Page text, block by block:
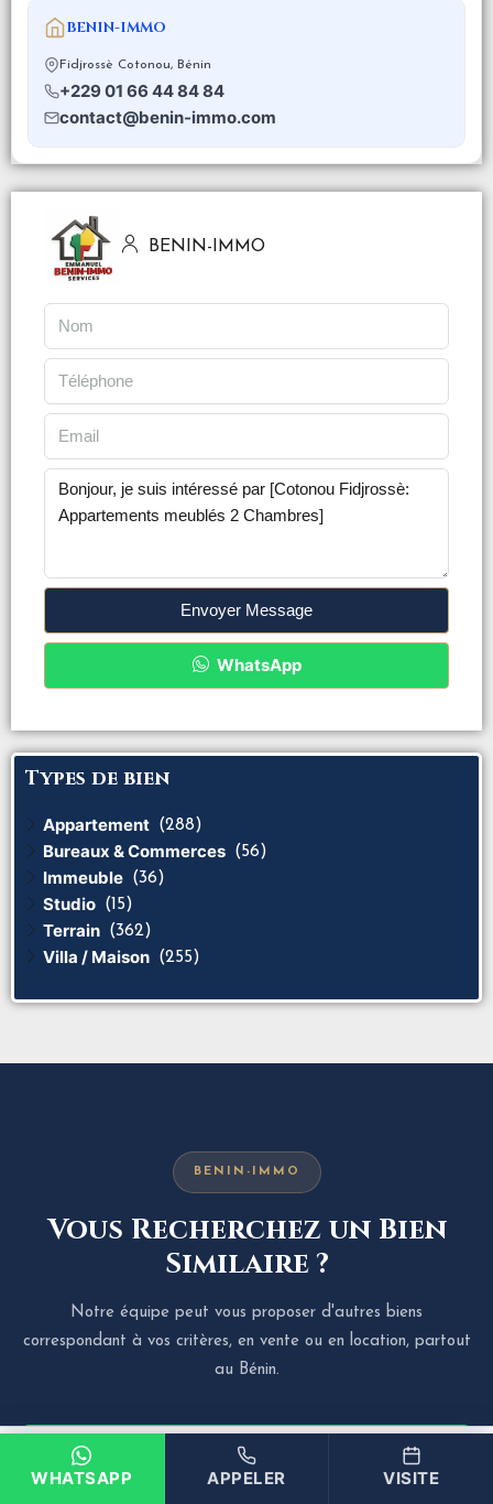
BENIN-IMMO
Fidjrossè Cotonou, Bénin
+229 01 66 44 84 84
contact@benin-immo.com
BENIN-IMMO
Envoyer Message
WhatsApp
Types de bien
Appartement (288)
Bureaux & Commerces (56)
Immeuble (36)
Studio (15)
Terrain (362)
Villa / Maison (255)
BENIN-IMMO
Vous Recherchez un Bien
Similaire ?
Notre équipe peut vous proposer d'autres biens
correspondant à vos critères, en vente ou en location, partout
au Bénin.
WHATSAPP
WHATSAPP APPELER VISITE
BENIN-IMMO